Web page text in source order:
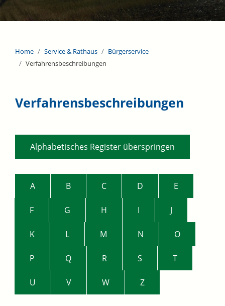
Home Service & Rathaus
Bürgerservice
Verfahrensbeschreibungen
Verfahrensbeschreibungen
Alphabetisches Register überspringen
A B C D E
F G H I J
K L M N O
P Q R S T
U V W Z